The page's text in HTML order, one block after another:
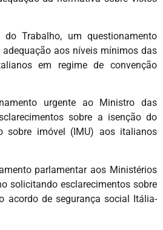
do Trabalho, um questionamento
aos níveis mínimos das
em regime de convenção
urgente ao Ministro das
sobre a isenção do
sobre imóvel (IMU) aos italianos
parlamentar aos Ministérios
solicitando esclarecimentos sobre
acordo de segurança social Itália-